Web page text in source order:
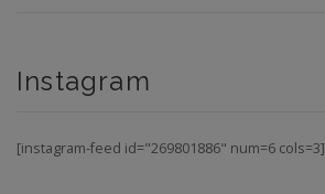
Instagram
[instagram-feed id="269801886" num=6 cols=3]